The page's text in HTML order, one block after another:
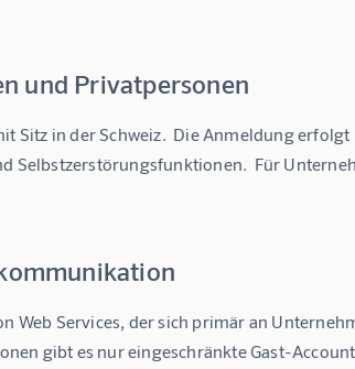
und Privatpersonen
Sitz in der Schweiz.  Die Anmeldung
Selbstzerstörungsfunktionen.  Für
Web Services, der sich primär an
gibt es nur eingeschränkte Gast-